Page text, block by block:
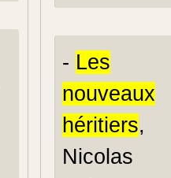
- Les
nouveaux
héritiers,
Nicolas